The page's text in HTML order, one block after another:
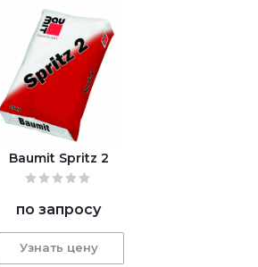
Baumit Spritz 2
по запросу
Узнать цену